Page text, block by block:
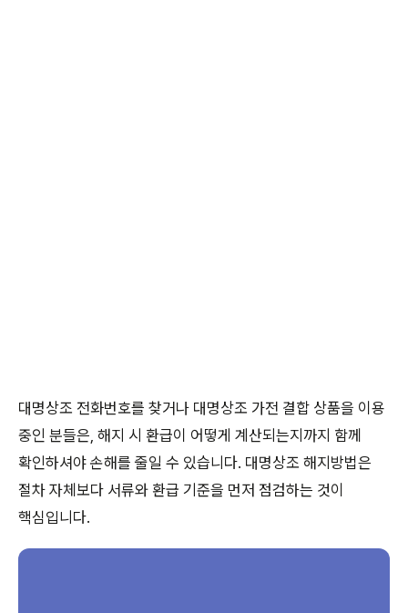
대명상조 전화번호를 찾거나 대명상조 가전 결합 상품을 이용
중인 분들은, 해지 시 환급이 어떻게 계산되는지까지 함께
확인하셔야 손해를 줄일 수 있습니다. 대명상조 해지방법은
절차 자체보다 서류와 환급 기준을 먼저 점검하는 것이
핵심입니다.